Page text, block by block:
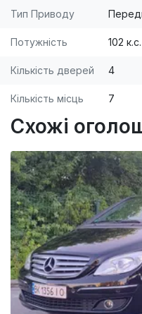
Тип Приводу
Потужність 102 к.с.
Кількість дверей 4
Кількість місць 7
Схожі